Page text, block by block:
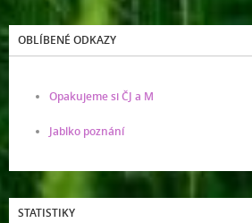
OBLÍBENÉ ODKAZY
Opakujeme si ČJ a M
Jablko poznání
STATISTIKY